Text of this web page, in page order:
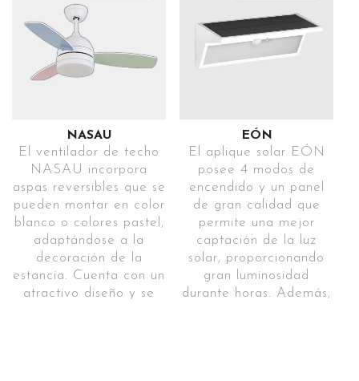
MERLIN
INSTRUCCIONES
VÍDEO MONTAJE
CONFORAMA
INSTRUCCIONES
amplias
del jardín
Elige entre
los
diferentes
modos de
funcionamiento
con o sin
sensor de
presencia
horas de iluminación. El
diseño de ERA está
fabricado en acero
inoxidable, evitando la
corrosión.
USO EN
ESCALERAS
Perfecto
para
señalización
de los
escalones
MAYOR
de gran eficiencia que
permite reducir el
consumo de energía a
funcionamiento
silencioso. Incluye
mando a distancia para
controlar y cambiar los
modos de programación
(1h-4h-8h), la
temperatura de color
(3000K-4000K-
5500K), las
velocidades (5) y el
NASAU
El ventilador de techo
NASAU incorpora
aspas reversibles que se
pueden montar en color
blanco o colores pastel,
adaptándose a la
decoración de la
estancia. Cuenta con un
atractivo diseño y se
EÓN
El aplique solar EÓN
posee 4 modos de
encendido y un panel
de gran calidad que
permite una mejor
captación de la luz
solar, proporcionando
gran luminosidad
durante horas. Además,